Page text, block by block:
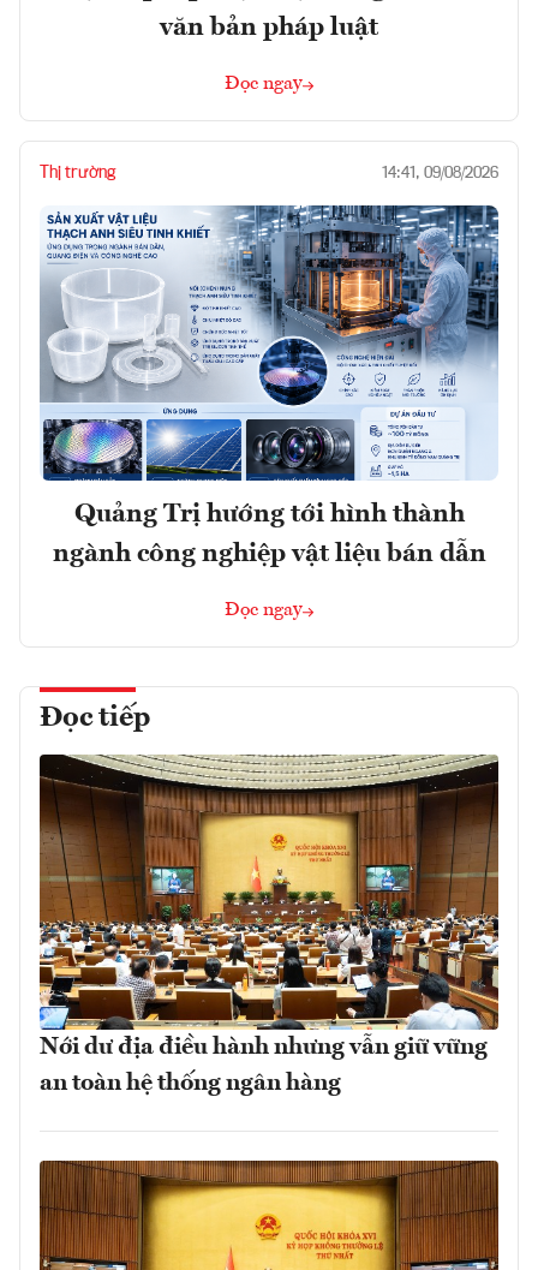
văn bản pháp luật
Đọc ngay
Thị trường 14:41, 09/08/2026
Quảng Trị hướng tới hình thành
ngành công nghiệp vật liệu bán dẫn
Đọc ngay
Đọc tiếp
Nới dư địa điều hành nhưng vẫn giữ vững
an toàn hệ thống ngân hàng